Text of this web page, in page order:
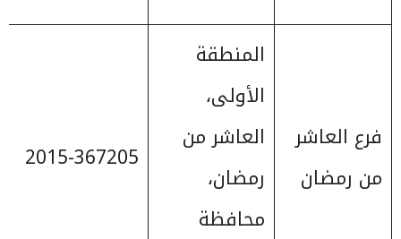
فرع العاشر
من رمضان
المنطقة
الأولى،
العاشر من
رمضان،
محافظة
2015-367205